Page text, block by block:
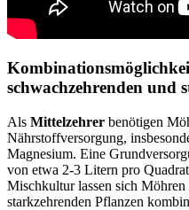
schwachzehrenden und
Als Mittelzehrer benötigen
Nährstoffversorgung,
Magnesium. Eine
von etwa 2-3 Litern pro
Mischkultur lassen sich
starkzehrenden Pflanzen